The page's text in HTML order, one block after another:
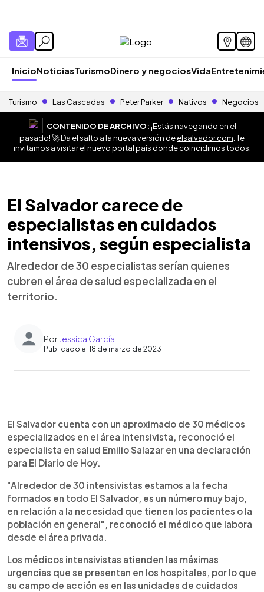
InicioNoticiasTurismoDinero y negociosVida
Turismo Las Cascadas Peter Parker Nativos Negocios
CONTENIDO DE ARCHIVO:¡Estás navegando en el
pasado! 🚀 Da el salto a la nueva versión deelsalvador.com . Te
invitamos a visitar el nuevo portal país donde coincidimos todos.
El Salvador carece de
especialistas en cuidados
intensivos, según especialista
Alrededor de 30 especialistas serían quienes
cubren el área de salud especializada en el
territorio.
Por Jessica García
Publicado el 18 de marzo de 2023
Escuchar artículo
El Salvador cuenta con un aproximado de 30 médicos
especializados en el área intensivista, reconoció el
especialista en salud Emilio Salazar en una declaración
para El Diario de Hoy.
"Alrededor de 30 intensivistas estamos a la fecha
formados en todo El Salvador, es un número muy bajo,
en relación a la necesidad que tienen los pacientes o la
población en general", reconoció el médico que labora
desde el área privada.
Los médicos intensivistas atienden las máximas
urgencias que se presentan en los hospitales, por lo que
su campo de acción es en las unidades de cuidados